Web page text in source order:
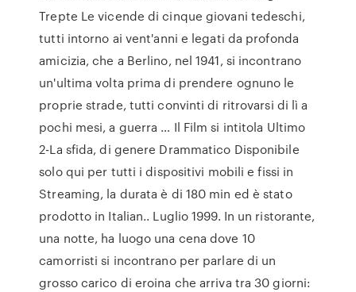
Trepte Le vicende di cinque giovani tedeschi,
tutti intorno ai vent'anni e legati da profonda
amicizia, che a Berlino, nel 1941, si incontrano
un'ultima volta prima di prendere ognuno le
proprie strade, tutti convinti di ritrovarsi di lì a
pochi mesi, a guerra … Il Film si intitola Ultimo
2-La sfida, di genere Drammatico Disponibile
solo qui per tutti i dispositivi mobili e fissi in
Streaming, la durata è di 180 min ed è stato
prodotto in Italian.. Luglio 1999. In un ristorante,
una notte, ha luogo una cena dove 10
camorristi si incontrano per parlare di un
grosso carico di eroina che arriva tra 30 giorni: